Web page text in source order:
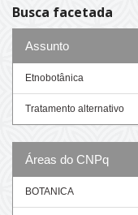
Busca facetada
Assunto
Etnobotânica
Tratamento alternativo
Áreas do CNPq
BOTANICA